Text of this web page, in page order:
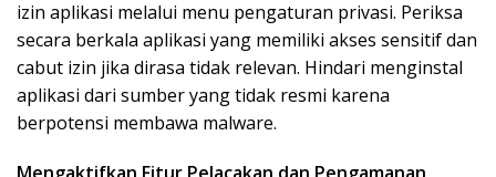
izin aplikasi melalui menu pengaturan privasi. Periksa
secara berkala aplikasi yang memiliki akses sensitif dan
cabut izin jika dirasa tidak relevan. Hindari menginstal
aplikasi dari sumber yang tidak resmi karena
berpotensi membawa malware.